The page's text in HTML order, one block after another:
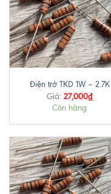
Điện trở TKD 1W – 2.7K
Giá: 27,000₫
Còn hàng